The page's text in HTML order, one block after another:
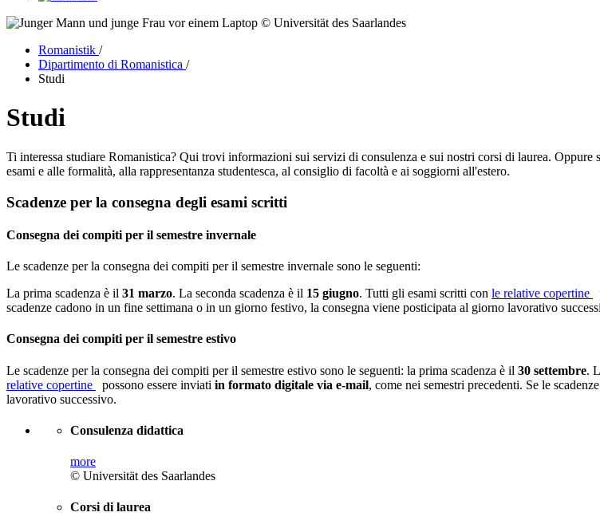
© Universität des Saarlandes
Romanistik /
Dipartimento di Romanistica /
Studi
Studi
Ti interessa studiare Romanistica? Qui trovi informazioni sui servizi di consulenza e sui nostri corsi di laurea.
esami e alle formalità, alla rappresentanza studentesca, al consiglio di facoltà e ai soggiorni all'estero.
Scadenze per la consegna degli esami scritti
Consegna dei compiti per il semestre invernale
Le scadenze per la consegna dei compiti per il semestre invernale sono le seguenti:
La prima scadenza è il 31 marzo. La seconda scadenza è il 15 giugno. Tutti gli esami scritti con le relative copertine
scadenze cadono in un fine settimana o in un giorno festivo, la consegna viene posticipata al giorno lavorativo
Consegna dei compiti per il semestre estivo
Le scadenze per la consegna dei compiti per il semestre estivo sono le seguenti: la prima scadenza è il 30 settembre.
relative copertine
possono essere inviati in formato digitale via e-mail, come nei semestri precedenti. Se le
lavorativo successivo.
Consulenza didattica
more
© Universität des Saarlandes
Corsi di laurea